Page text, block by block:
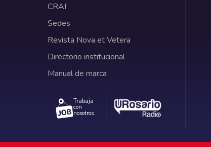
CRAI
Sedes
Revista Nova et Vetera
Directorio institucional
Manual de marca
Trabaja
con
nosotros.